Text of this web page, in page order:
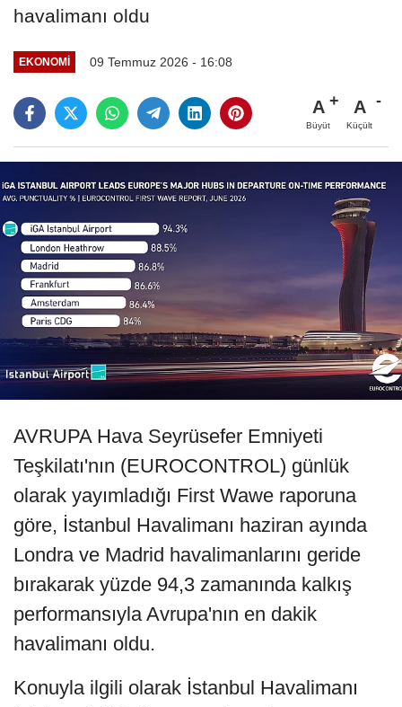
havalimanı oldu
EKONOMI 09 Temmuz 2026 - 16:08
A
Büyüt
A
Küçült
AVRUPA Hava Seyrüsefer Emniyeti
Teşkilatı'nın (EUROCONTROL) günlük
olarak yayımladığı First Wawe raporuna
göre, İstanbul Havalimanı haziran ayında
Londra ve Madrid havalimanlarını geride
bırakarak yüzde 94,3 zamanında kalkış
performansıyla Avrupa'nın en dakik
havalimanı oldu.
Konuyla ilgili olarak İstanbul Havalimanı